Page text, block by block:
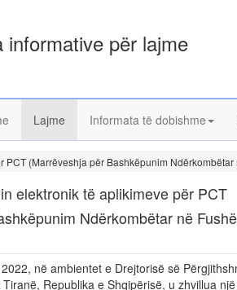
informative për lajme
Lajme Informata të dobishme
(Marrëveshja për Bashkëpunim Ndërkombëtar
elektronik të aplikimeve për PCT
Ndërkombëtar në
në ambientet e Drejtorisë së
Republika e Shqipërisë, u zhvillua